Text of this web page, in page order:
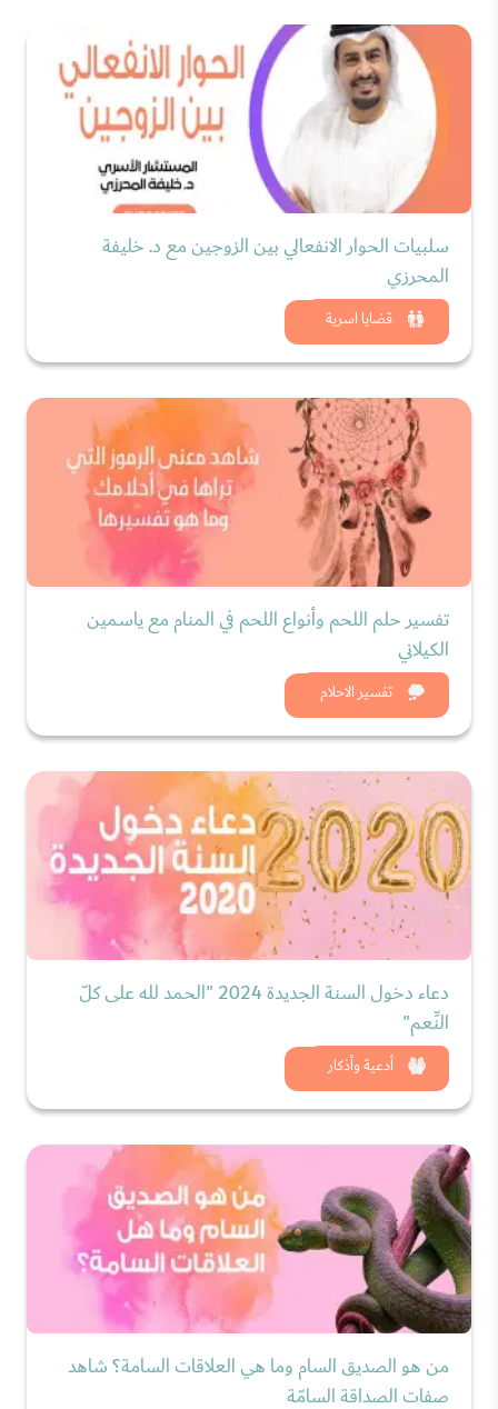
قضايا اسرية
سلبيات الحوار الانفعالي بين الزوجين مع د. خليفة
المحرزي
شاهد الان
تفسير الاحلام
تفسير حلم اللحم وأنواع اللحم في المنام مع ياسمين
الكيلاني
شاهد الان
أدعية وأذكار
دعاء دخول السنة الجديدة 2024 "الحمد لله على كلّ
النِّعم"
شاهد الان
من هو الصديق السام وما هي العلاقات السامة؟ شاهد
صفات الصداقة السامّة